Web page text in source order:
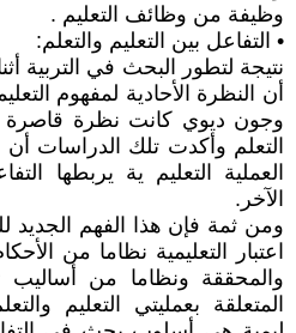
وظيفة من وظائف التعليم .
• التفاعل بين التعليم والتعلم:
نتيجة لتطور البحث في التربية
أن النظرة الأحادية لمفهوم
وجون ديوي كانت نظرة قاصرة
التعلم وأكدت تلك
العملية التعليم ية يربطها
الآخر.
ومن ثمة فإن هذا الفهم الجديد
اعتبار التعليمية نظاما من
والمحققة ونظاما من أساليب
المتعلقة بعمليتي التعليم